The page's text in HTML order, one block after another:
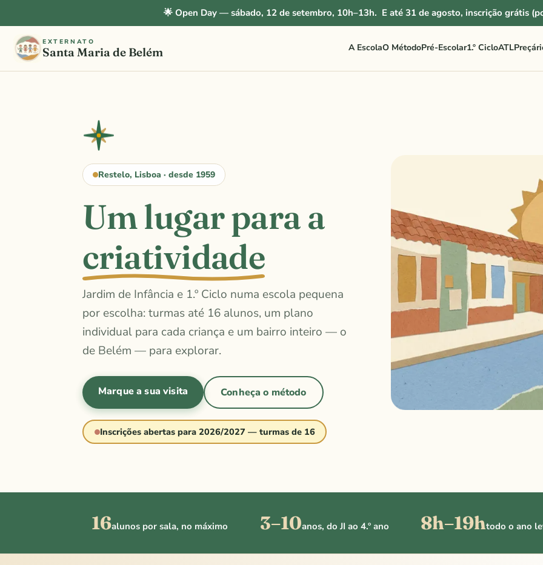
🌟 Open Day — sábado, 12 de setembro, 10h–13h. E até 31 de agosto, inscrição grátis
EXTERNATO
Santa Maria de Belém A EscolaO MétodoPré-Escolar1.º CicloATL
Restelo, Lisboa · desde 1959
Um lugar para a
criatividade
Jardim de Infância e 1.º Ciclo numa escola pequena
por escolha: turmas até 16 alunos, um plano
individual para cada criança e um bairro inteiro — o
de Belém — para explorar.
Marque a sua visita Conheça o método
Inscrições abertas para 2026/2027 — turmas de 16
16alunos por sala, no máximo 3–10anos, do JI ao 4.º ano 8h–19htodo o ano